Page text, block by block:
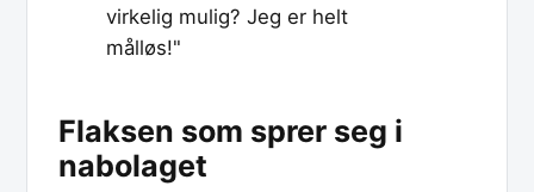
virkelig mulig? Jeg er helt
målløs!"
Flaksen som sprer seg i
nabolaget